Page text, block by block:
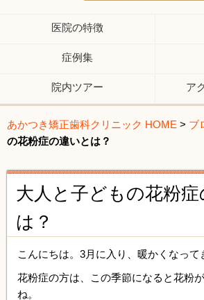
医院の特徴
症例集
院内ツアー ア
あかつき矯正歯科クリニック HOME > ブ
の花粉症の違いとは？
大人と子どもの花粉症
は？
こんにちは。3月に入り、暖かくなって
花粉症の方は、この季節になると花粉
ね。